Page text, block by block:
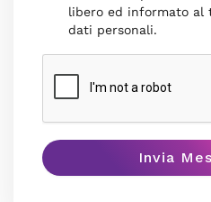
libero ed informato al
dati personali.